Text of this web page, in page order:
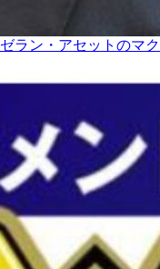
ラン・アセットのマ